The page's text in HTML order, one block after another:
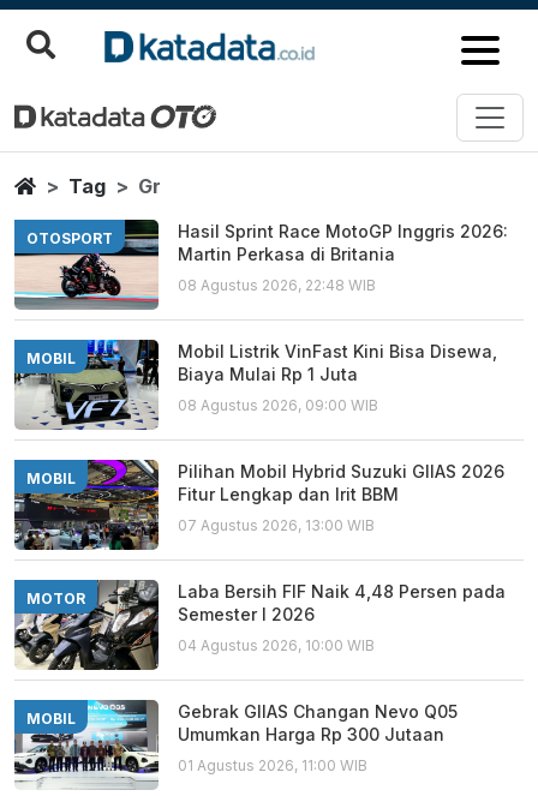
Gr
Berita Terbaru
HomeTag Gr
OTOSPORT
Hasil Sprint Race MotoGP Inggris 2026:
Martin Perkasa di Britania
08 Agustus 2026, 22:48 WIB
MOBIL
Mobil Listrik VinFast Kini Bisa Disewa,
Biaya Mulai Rp 1 Juta
08 Agustus 2026, 09:00 WIB
MOBIL
Pilihan Mobil Hybrid Suzuki GIIAS 2026
Fitur Lengkap dan Irit BBM
07 Agustus 2026, 13:00 WIB
MOTOR
Laba Bersih FIF Naik 4,48 Persen pada
Semester I 2026
04 Agustus 2026, 10:00 WIB
MOBIL
Gebrak GIIAS Changan Nevo Q05
Umumkan Harga Rp 300 Jutaan
01 Agustus 2026, 11:00 WIB